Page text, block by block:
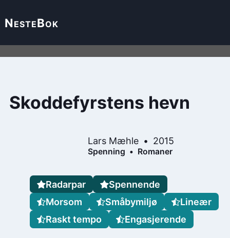
NesteBok
Skoddefyrstens hevn
Lars Mæhle 2015
Spenning Romaner
Radarpar
Spennende
Morsom
Småbymiljø
Lineær
Raskt tempo
Engasjerende